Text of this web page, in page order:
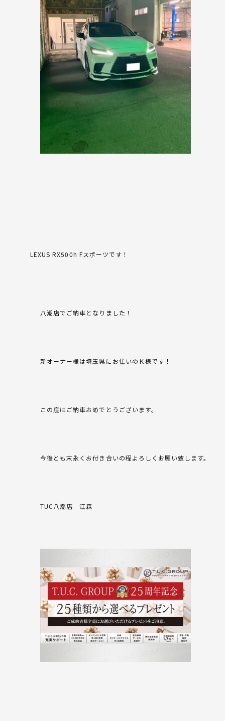
LEXUS RX500h Fスポーツです！
八潮店でご納車となりました！
新オーナー様は埼玉県にお住いのＫ様です！
この度はご納車おめでとうございます。
今後とも末永くお付き合いの程よろしくお願い致します。
TUC八潮店 江森